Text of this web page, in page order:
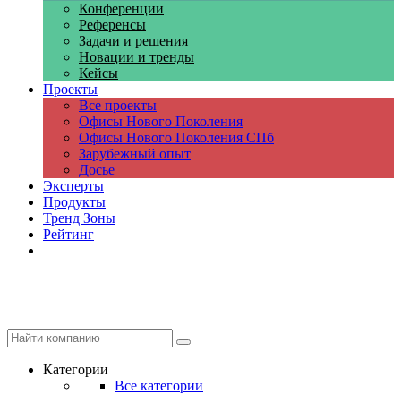
Конференции
Референсы
Задачи и решения
Новации и тренды
Кейсы
Проекты
Все проекты
Офисы Нового Поколения
Офисы Нового Поколения СПб
Зарубежный опыт
Досье
Эксперты
Продукты
Тренд Зоны
Рейтинг
Категории
Все категории